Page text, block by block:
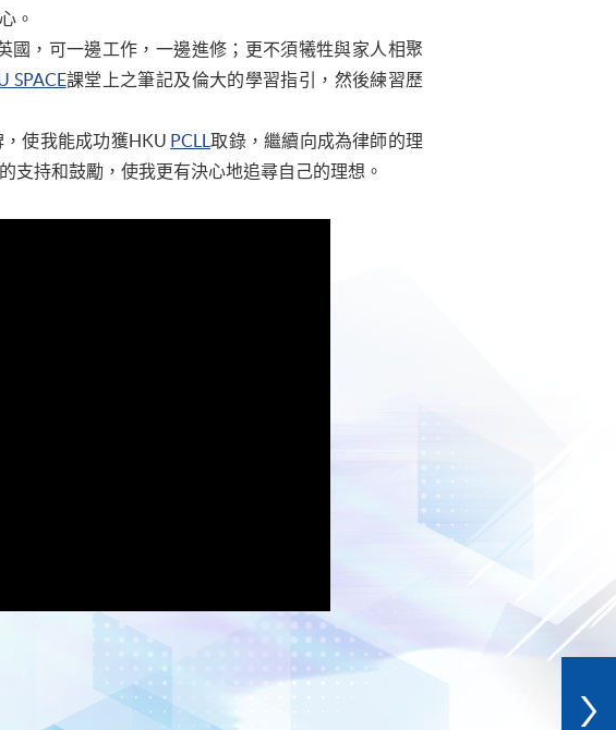
。
國，可一邊工作，一邊進修；更不須犧牲與家人相聚
SPACE課堂上之筆記及倫大的學習指引，然後練習歷
使我能成功獲HKU PCLL取錄，繼續向成為律師的理
支持和鼓勵，使我更有決心地追尋自己的理想。